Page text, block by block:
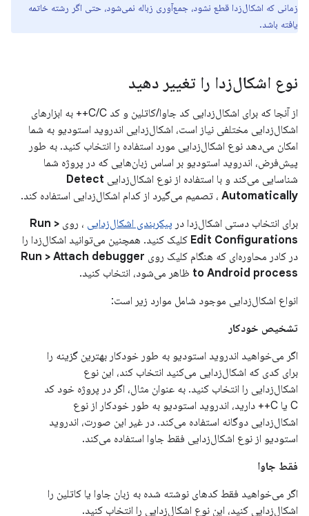
زمانی که اشکال‌زدا قطع نشود، جمع‌آوری زباله نمی‌شود، حتی اگر رشته خاتمه
یافته باشد.
نوع اشکال‌زدا را تغییر دهید
از آنجا که برای اشکال‌زدایی کد جاوا/کاتلین و کد C/C++ به ابزارهای
اشکال‌زدایی مختلفی نیاز است، اشکال‌زدایی اندروید استودیو به شما
امکان می‌دهد نوع اشکال‌زدایی مورد استفاده را انتخاب کنید. به طور
پیش‌فرض، اندروید استودیو بر اساس زبان‌هایی که در پروژه شما
شناسایی می‌کند و با استفاده از نوع اشکال‌زدایی Detect
Automatically ، تصمیم می‌گیرد از کدام اشکال‌زدایی استفاده کند.
برای انتخاب دستی اشکال‌زدا در پیکربندی اشکال‌زدایی ، روی Run >
Edit Configurations کلیک کنید. همچنین می‌توانید اشکال‌زدا را
در کادر محاوره‌ای که هنگام کلیک روی Run > Attach debugger
to Android process ظاهر می‌شود، انتخاب کنید.
انواع اشکال‌زدایی موجود شامل موارد زیر است:
تشخیص خودکار
اگر می‌خواهید اندروید استودیو به طور خودکار بهترین گزینه را
برای کدی که اشکال‌زدایی می‌کنید انتخاب کند، این نوع
اشکال‌زدایی را انتخاب کنید. به عنوان مثال، اگر در پروژه خود کد
C یا C++ دارید، اندروید استودیو به طور خودکار از نوع
اشکال‌زدایی دوگانه استفاده می‌کند. در غیر این صورت، اندروید
استودیو از نوع اشکال‌زدایی فقط جاوا استفاده می‌کند.
فقط جاوا
اگر می‌خواهید فقط کدهای نوشته شده به زبان جاوا یا کاتلین را
اشکال‌زدایی کنید، این نوع اشکال‌زدایی را انتخاب کنید.